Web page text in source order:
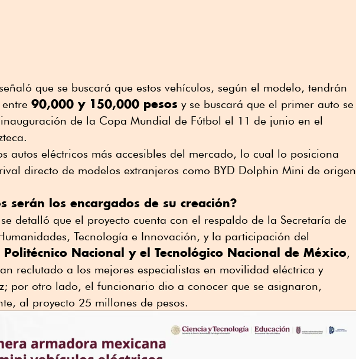
que se buscará que estos vehículos, según el modelo, tendrán
90,000 y 150,000 pesos y se buscará que el primer auto se
de la Copa Mundial de Fútbol el 11 de junio en el
autos eléctricos más accesibles del mercado, lo cual lo posiciona
directo de modelos extranjeros como BYD Dolphin Mini de origen
serán los encargados de su creación?
detalló que el proyecto cuenta con el respaldo de la Secretaría de
Tecnología e Innovación, y la participación del
Nacional y el Tecnológico Nacional de México,
reclutado a los mejores especialistas en movilidad eléctrica y
por otro lado, el funcionario dio a conocer que se asignaron,
al proyecto 25 millones de pesos.